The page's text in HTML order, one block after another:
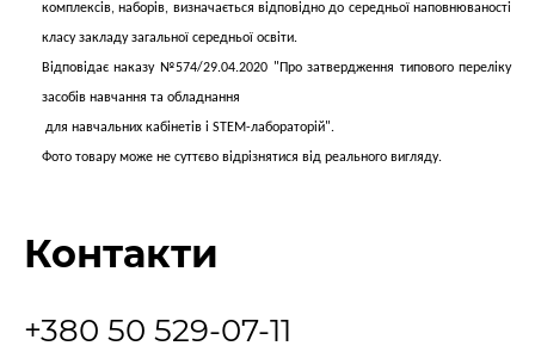
комплексів, наборів, визначається відповідно до середньої наповнюваності
класу закладу загальної середньої освіти.
Відповідає наказу №574/29.04.2020 "Про затвердження типового переліку
засобів навчання та обладнання
для навчальних кабінетів і STEM-лабораторій".
Фото товару може не суттєво відрізнятися від реального вигляду.
Контакти
+380 50 529-07-11